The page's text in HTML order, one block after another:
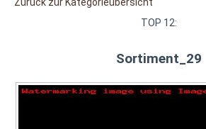
TOP 12:
Sortiment_29